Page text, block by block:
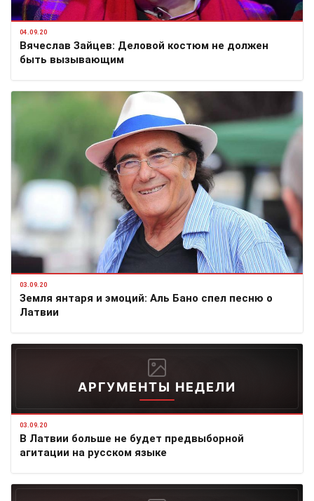
04.09.20
Вячеслав Зайцев: Деловой костюм не должен
быть вызывающим
03.09.20
Земля янтаря и эмоций: Аль Бано спел песню о
Латвии
АРГУМЕНТЫ НЕДЕЛИ
03.09.20
В Латвии больше не будет предвыборной
агитации на русском языке